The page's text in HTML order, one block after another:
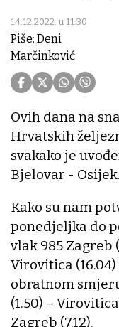
14.12.2022. u 11:30
Piše: Deni
Marčinković
Ovih dana na
Hrvatskih
svakako je
Bjelovar - Osijek.
Kako su nam
ponedjeljka do
vlak 985 Zagreb
Virovitica (16.04)
obratnom
(1.50) –
Zagreb (7.12).